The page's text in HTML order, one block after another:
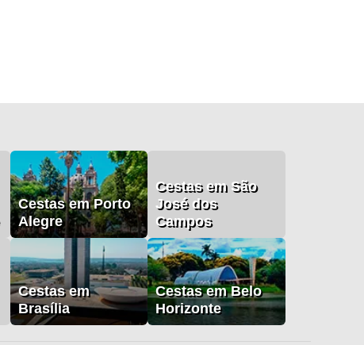
Cestas em Porto
Alegre
Cestas em São
José dos
Campos
Cestas em
Brasília
Cestas em Belo
Horizonte